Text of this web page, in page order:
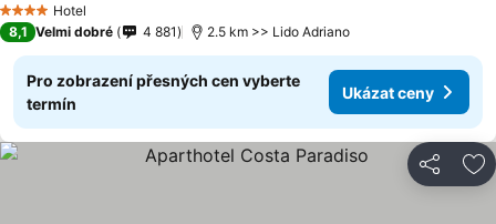
4 Počet hvězdiček
Hotel
8,1 Velmi dobré 4 881 2.5 km >> Lido Adriano
Pro zobrazení přesných cen vyberte
termín
Ukázat ceny
Sdílet